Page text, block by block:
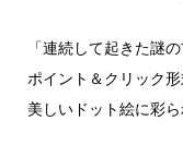
「連続して起きた謎
ポイント＆クリック
美しいドット絵に彩